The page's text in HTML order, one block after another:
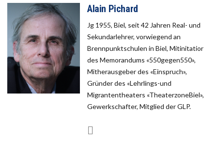
Alain Pichard
Jg 1955, Biel, seit 42 Jahren Real- und
Sekundarlehrer, vorwiegend an
Brennpunktschulen in Biel, Mitinitatior
des Memorandums «550gegen550»,
Mitherausgeber des «Einspruch»,
Gründer des «Lehrlings-und
Migrantentheaters «TheaterzoneBiel»,
Gewerkschafter, Mitglied der GLP.